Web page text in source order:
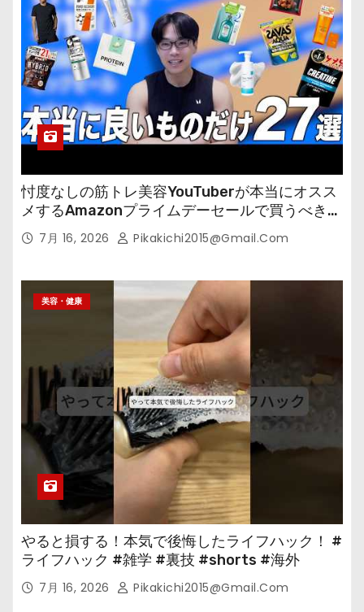
忖度なしの筋トレ美容YouTuberが本当にオスス
メするAmazonプライムデーセールで買うべきも
の 7月 16, 2026 Pikakichi2015@gmail.com
美容・健康
やると損する！本気で後悔したライフハック！ #
ライフハック #雑学 #裏技 #shorts #海外
7月 16, 2026 Pikakichi2015@gmail.com